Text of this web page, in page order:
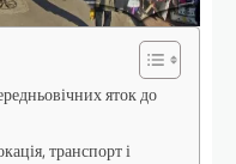
яток до
транспорт і